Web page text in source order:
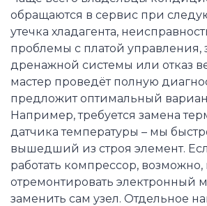
обращаются в сервис при
утечка хладагента,
проблемы с платой управления,
дренажной системы или отказ
мастер проведёт полную
предложит оптимальный
Например, требуется замена
датчика температуры – мы
вышедший из строя элемент.
работать компрессор,
отремонтировать электронный
заменить сам узел. Отдельное